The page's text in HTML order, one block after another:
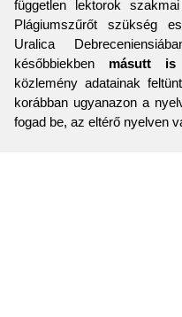
független lektorok
Plágiumszűrőt szükség
Uralica
későbbiekben másutt is
közlemény adatainak
korábban ugyanazon a
fogad be, az eltérő nyelven